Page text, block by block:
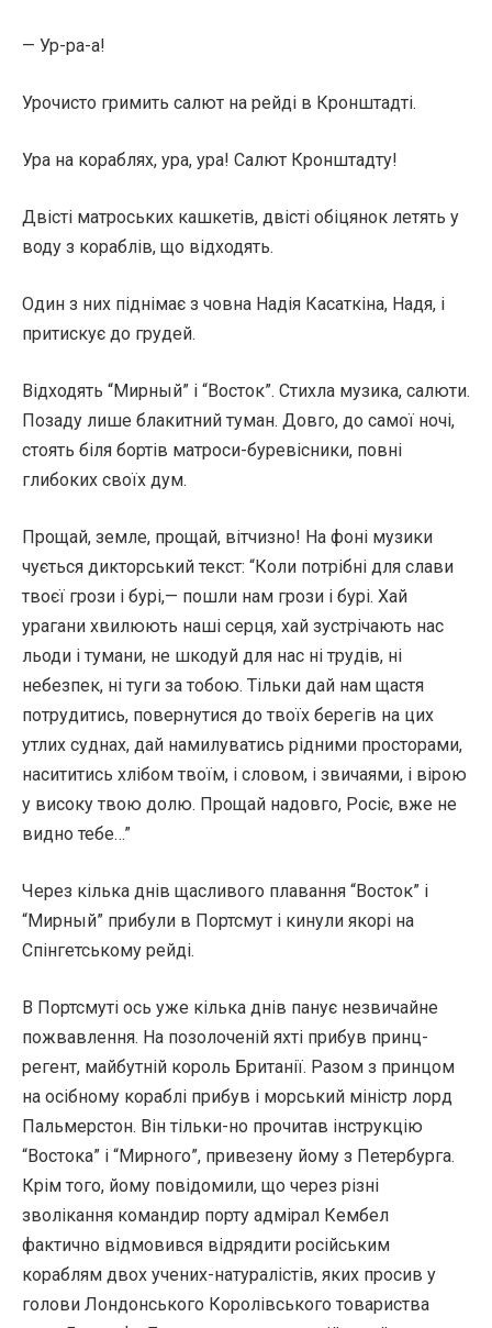
— Ур-ра-а!
Урочисто гримить салют на рейді в Кронштадті.
Ура на кораблях, ура, ура! Салют Кронштадту!
Двісті матроських кашкетів, двісті обіцянок летять у
воду з кораблів, що відходять.
Один з них піднімає з човна Надія Касаткіна, Надя, і
притискує до грудей.
Відходять “Мирный” і “Восток”. Стихла музика, салюти.
Позаду лише блакитний туман. Довго, до самої ночі,
стоять біля бортів матроси-буревісники, повні
глибоких своїх дум.
Прощай, земле, прощай, вітчизно! На фоні музики
чується дикторський текст: “Коли потрібні для слави
твоєї грози і бурі,— пошли нам грози і бурі. Хай
урагани хвилюють наші серця, хай зустрічають нас
льоди і тумани, не шкодуй для нас ні трудів, ні
небезпек, ні туги за тобою. Тільки дай нам щастя
потрудитись, повернутися до твоїх берегів на цих
утлих суднах, дай намилуватись рідними просторами,
насититись хлібом твоїм, і словом, і звичаями, і вірою
у високу твою долю. Прощай надовго, Росіє, вже не
видно тебе…”
Через кілька днів щасливого плавання “Восток” і
“Мирный” прибули в Портсмут і кинули якорі на
Спінгетському рейді.
В Портсмуті ось уже кілька днів панує незвичайне
пожвавлення. На позолоченій яхті прибув принц-
регент, майбутній король Британії. Разом з принцом
на осібному кораблі прибув і морський міністр лорд
Пальмерстон. Він тільки-но прочитав інструкцію
“Востока” і “Мирного”, привезену йому з Петербурга.
Крім того, йому повідомили, що через різні
зволікання командир порту адмірал Кембел
фактично відмовився відрядити російським
кораблям двох учених-натуралістів, яких просив у
голови Лондонського Королівського товариства